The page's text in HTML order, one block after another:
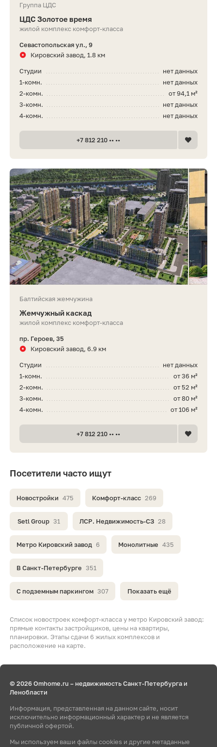
Список новостроек комфорт-класса у метро Кировский завод:
прямые контакты застройщиков, цены на квартиры,
планировки. Этапы сдачи 6 жилых комплексов и
расположение на карте.
Посетители часто ищут
Новостройки 475 Комфорт-класс 269
Setl Group 31 ЛСР. Недвижимость-СЗ 28
Метро Кировский завод 6 Монолитные 435
В Санкт-Петербурге 351
С подземным паркингом 307 Показать ещё
Группа ЦДС
ЦДС Золотое время
жилой комплекс комфорт-класса
Севастопольская ул., 9
Кировский завод, 1.8 км
нет данных
Студии
нет данных
1-комн.
от 94,1 м²
2-комн.
нет данных
3-комн.
нет данных
4-комн.
+7 812 210 •• ••
Балтийская жемчужина
Жемчужный каскад
жилой комплекс комфорт-класса
пр. Героев, 35
Кировский завод, 6.9 км
нет данных
Студии
от 36 м²
1-комн.
от 52 м²
2-комн.
от 80 м²
3-комн.
от 106 м²
4-комн.
+7 812 210 •• ••
© 2026 Omhome.ru – недвижимость Санкт-Петербурга и
Ленобласти
Информация, представленная на данном сайте, носит
исключительно информационный характер и не является
публичной офертой.
Мы используем ваши файлы cookies и другие метаданные